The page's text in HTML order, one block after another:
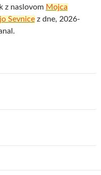
z naslovom Mojca
Sevnicez dne, 2026-